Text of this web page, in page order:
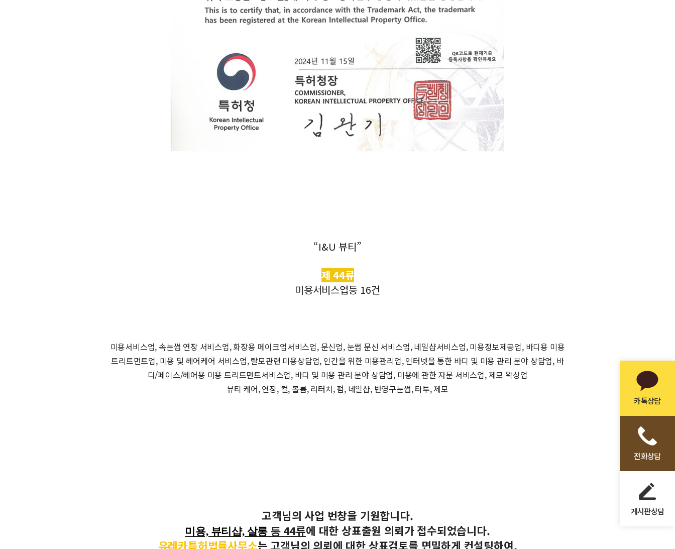
카톡상담
전화상담
게시판상담
“I&U 뷰티”
제 44류
미용서비스업등 16건
미용서비스업, 속눈썹 연장 서비스업, 화장용 메이크업서비스업, 문신업, 눈썹 문신 서비스업, 네일샵서비스업, 미용정보제공업, 바디용 미용
트리트먼트업, 미용 및 헤어케어 서비스업, 탈모관련 미용상담업, 인간을 위한 미용관리업, 인터넷을 통한 바디 및 미용 관리 분야 상담업, 바
디/페이스/헤어용 미용 트리트먼트서비스업, 바디 및 미용 관리 분야 상담업, 미용에 관한 자문 서비스업, 제모 왁싱업
뷰티 케어, 연장, 컬, 볼륨, 리터치, 펌, 네일샵, 반영구눈썹, 타투, 제모
고객님의 사업 번창을 기원합니다.
미용, 뷰티샵, 살롱 등 44류에 대한 상표출원 의뢰가 접수되었습니다.
유레카특허법률사무소는고객님의 의뢰에 대한 상표검토를 면밀하게 컨설팅하여,